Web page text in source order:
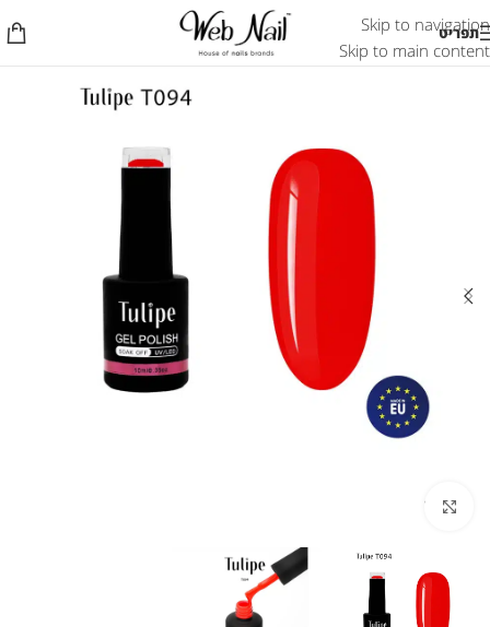
Skip to navigation
Skip to main content
תפריט
אזל המלאי
לחץ להגדלת התמונה